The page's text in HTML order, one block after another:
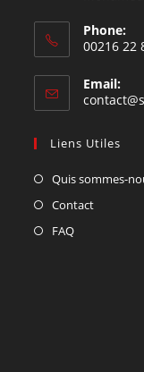
Phone:
00216 22
Email:
Liens Utiles
Quis sommes-
Contact
FAQ